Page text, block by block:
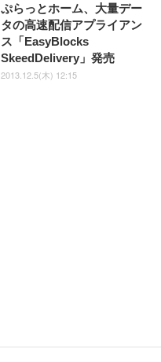
ぷらっとホーム、大量デー
タの高速配信アプライアン
ス「EasyBlocks
SkeedDelivery」発売
2013.12.5(木) 12:15